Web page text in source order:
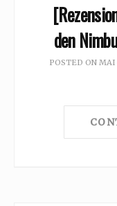
den
POSTED ON MAI